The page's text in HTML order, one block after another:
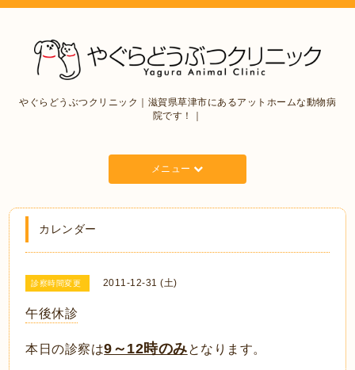
やぐらどうぶつクリニック｜滋賀県草津市にあるアットホームな動物病
院です！｜
メニュー
カレンダー
診察時間変更 2011-12-31 (土)
午後休診
本日の診察は9～12時のみとなります。